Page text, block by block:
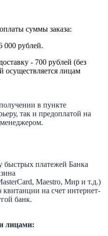
суммы заказа:
000 рублей.
- 700 рублей (без
осуществляется лицам
в пункте
так и предоплатой на
менеджером.
быстрых платежей Банка
Maestro, Мир и т.д.)
на счет интернет-
банк.
лицами: